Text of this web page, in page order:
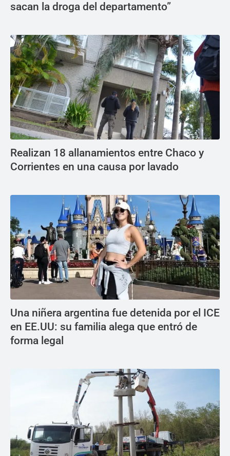
sacan la droga del departamento”
Realizan 18 allanamientos entre Chaco y
Corrientes en una causa por lavado
Una niñera argentina fue detenida por el ICE
en EE.UU: su familia alega que entró de
forma legal